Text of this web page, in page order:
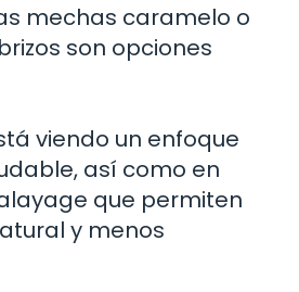
mechas caramelo o
son opciones
viendo un enfoque
así como en
que permiten
y menos